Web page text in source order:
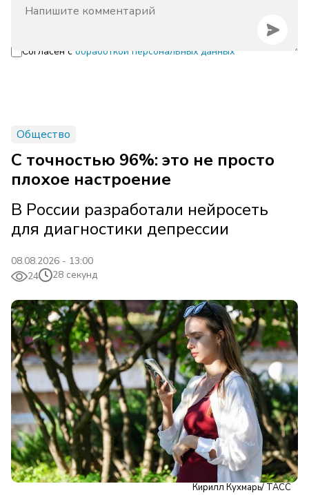
Согласен с обработкой персональных данных
Общество
С точностью 96%: это не просто
плохое настроение
В России разработали нейросеть
для диагностики депрессии
08.08.2026 - 13:00
24
28 секунд
Кирилл Кухмарь/ ТАСС